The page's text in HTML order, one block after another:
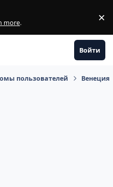
more. ×
Войти
пользователей Венеция